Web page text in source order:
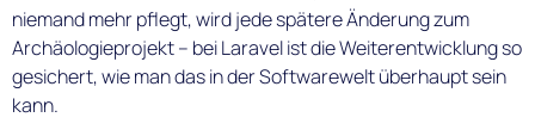
niemand mehr pflegt, wird jede spätere Änderung zum
Archäologieprojekt – bei Laravel ist die Weiterentwicklung so
gesichert, wie man das in der Softwarewelt überhaupt sein
kann.